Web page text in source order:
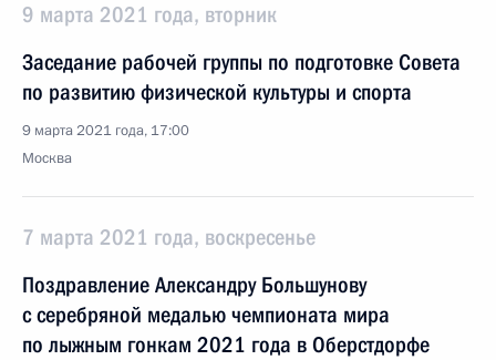
9 марта 2021 года, вторник
Заседание рабочей группы по подготовке Совета
по развитию физической культуры и спорта
9 марта 2021 года, 17:00
Москва
7 марта 2021 года, воскресенье
Поздравление Александру Большунову
с серебряной медалью чемпионата мира
по лыжным гонкам 2021 года в Оберстдорфе